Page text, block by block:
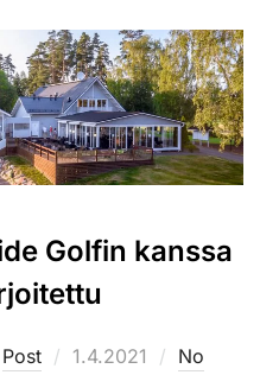
Golfin kanssa
Post
Posted
1.4.2021
No